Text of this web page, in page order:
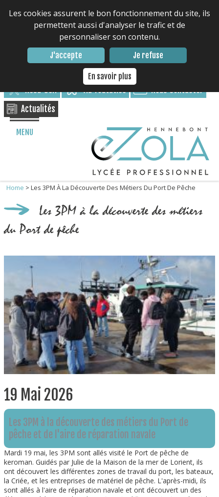
Les cookies assurent le bon fonctionnement du site, ils
permettent aussi d'analyser le trafic et de
personnaliser son contenu.
J'accepte Je refuse
En savoir plus
Contacter le lycée : 02 97 85 17 17
Nous suivre
Résa-Self via Toutatice
Nous Contacter
Actualités
MENU
Home > Les 3PM À La Découverte Des Métiers Du Port De Pêche
Les 3PM à la découverte des métiers
du Port de pêche
19 Mai 2026
Les 3PM à la découverte des métiers du Port de
pêche et de l'aire de réparation navale
Mardi 19 mai, les 3PM sont allés visité le Port de pêche de
keroman. Guidés par Julie de la Maison de la mer de Lorient, ils
ont découvert les différentes zones de travail du port, les bateaux,
la Criée, et les entreprises de matériel de pêche. L'après-midi, ils
sont allés à l'aire de réparation navale et ont découvert un des